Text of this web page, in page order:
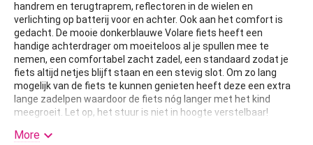
handrem en terugtraprem, reflectoren in de wielen en
verlichting op batterij voor en achter. Ook aan het comfort is
gedacht. De mooie donkerblauwe Volare fiets heeft een
handige achterdrager om moeiteloos al je spullen mee te
nemen, een comfortabel zacht zadel, een standaard zodat je
fiets altijd netjes blijft staan en een stevig slot. Om zo lang
mogelijk van de fiets te kunnen genieten heeft deze een extra
lange zadelpen waardoor de fiets nóg langer met het kind
meegroeit. Let op, het stuur is niet in hoogte verstelbaar!
Kortom: een topkwaliteit fiets waar uw kind nog jaren van kan
More 